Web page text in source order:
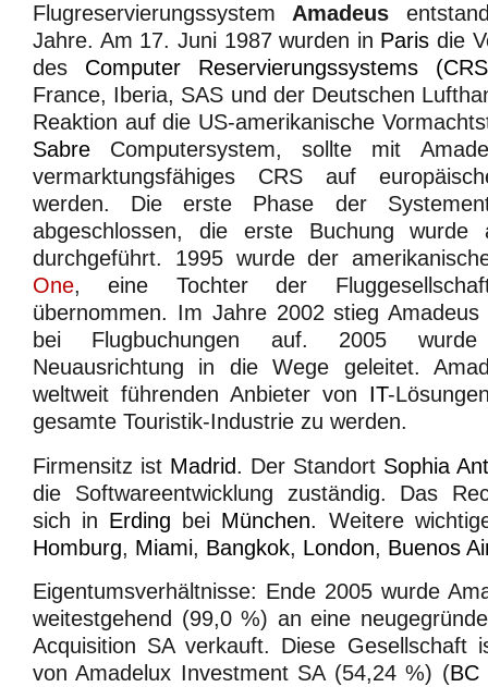
Flugreservierungssystem Amadeus
Jahre. Am 17. Juni 1987 wurden in Paris die
des Computer Reservierungssystems
France, Iberia, SAS und der Deutschen
Reaktion auf die US-amerikanische
Sabre Computersystem, sollte mit
vermarktungsfähiges CRS auf
werden. Die erste Phase der
abgeschlossen, die erste Buchung
durchgeführt. 1995 wurde der
One, eine Tochter der
übernommen. Im Jahre 2002 stieg
bei Flugbuchungen auf. 2005
Neuausrichtung in die Wege geleitet.
weltweit führenden Anbieter von IT-
gesamte Touristik-Industrie zu werden.
Firmensitz ist Madrid. Der Standort Sophia
die Softwareentwicklung zuständig. Das
sich in Erding bei München. Weitere
Homburg, Miami, Bangkok, London, Buenos
Eigentumsverhältnisse: Ende 2005 wurde
weitestgehend (99,0 %) an eine
Acquisition SA verkauft. Diese Gesellschaft
von Amadelux Investment SA (54,24 %) (BC